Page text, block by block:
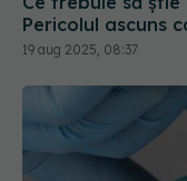
19 aug 2025, 08:37